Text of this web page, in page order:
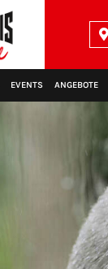
EVENTS ANGEBOTE